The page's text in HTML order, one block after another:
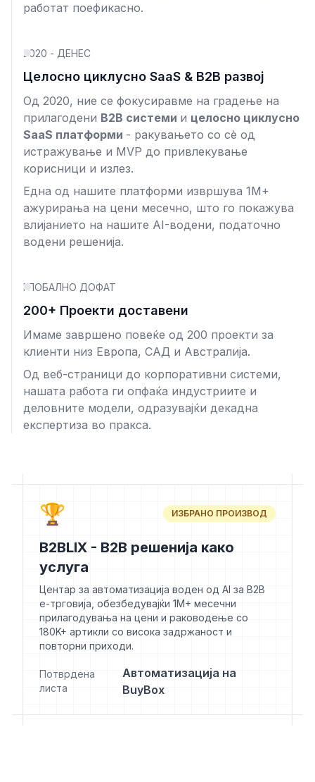
работат поефикасно.
2020 - ДЕНЕС
Целосно циклусно SaaS & B2B развој
Од 2020, ние се фокусиравме на градење на
прилагодени B2B системи и целосно циклусно
SaaS платформи - ракувањето со сè од
истражување и MVP до привлекување
корисници и излез.
Една од нашите платформи извршува 1M+
ажурирања на цени месечно, што го покажува
влијанието на нашите AI-водени, податочно
водени решенија.
ГЛОБАЛНО ДОФАТ
200+ Проекти доставени
Имаме завршено повеќе од 200 проекти за
клиенти низ Европа, САД и Австралија.
Од веб-страници до корпоративни системи,
нашата работа ги опфаќа индустриите и
деловните модели, одразувајќи декадна
експертиза во пракса.
🏆 ИЗБРАНО ПРОИЗВОД
B2BLIX - B2B решенија како
услуга
Центар за автоматизација воден од AI за B2B
е-трговија, обезбедувајќи 1M+ месечни
прилагодувања на цени и раководење со
180K+ артикли со висока задржаност и
повторни приходи.
Потврдена
листа
Автоматизација на
BuyBox